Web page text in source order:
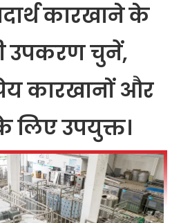
कारखाने के
उपकरण चुनें,
कारखानों और
लिए उपयुक्त।